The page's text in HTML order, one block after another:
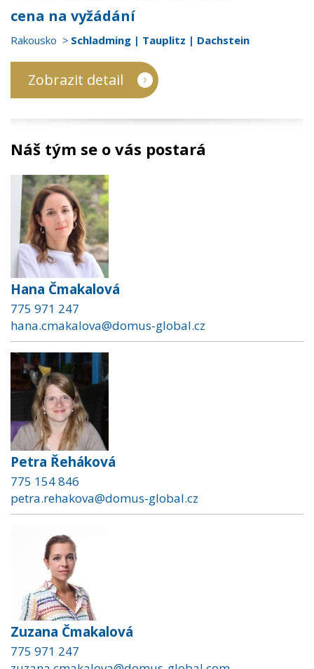
cena na vyžádání
Rakousko Schladming | Tauplitz | Dachstein
Zobrazit detail
Náš tým se o vás postará
Hana Čmakalová
775 971 247
hana.cmakalova@domus-global.cz
Petra Řeháková
775 154 846
petra.rehakova@domus-global.cz
Zuzana Čmakalová
775 971 247